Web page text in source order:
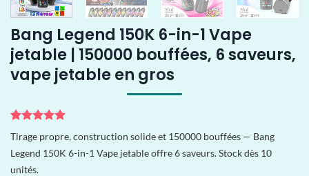
Bang Legend 150K 6-in-1 Vape
jetable | 150000 bouffées, 6 saveurs,
vape jetable en gros
Noté
5 basé sur
4
notations
client
Tirage propre, construction solide et 150000 bouffées — Bang
Legend 150K 6-in-1 Vape jetable offre 6 saveurs. Stock dès 10
unités.